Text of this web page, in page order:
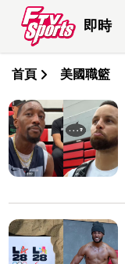
即時
首頁 美國職籃